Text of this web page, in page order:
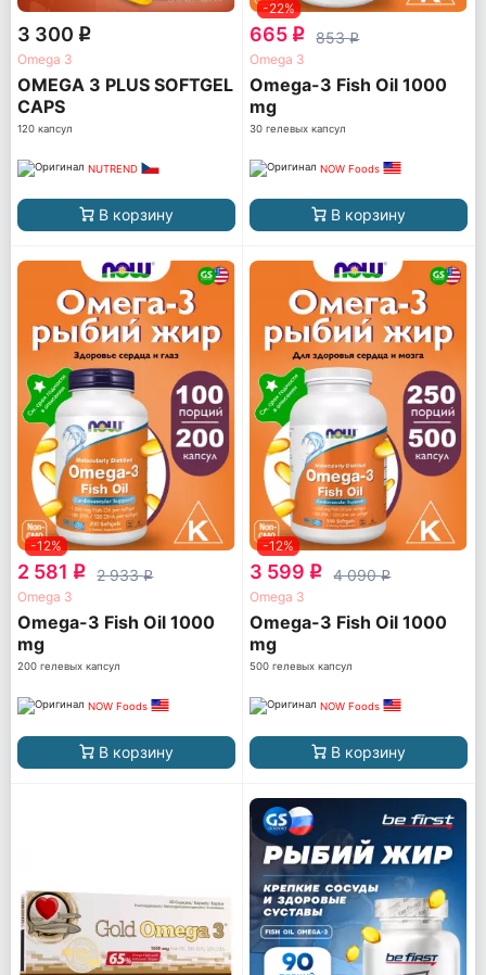
3 300 q
Omega 3
OMEGA 3 PLUS SOFTGEL
CAPS
120 капсул
NUTREND
В корзину
-22%
665 q 853q
Omega 3
Omega-3 Fish Oil 1000
mg
30 гелевых капсул
NOW Foods
В корзину
-12%
2 581 q 2 933q
Omega 3
Omega-3 Fish Oil 1000
mg
200 гелевых капсул
NOW Foods
В корзину
-12%
3 599 q 4 090q
Omega 3
Omega-3 Fish Oil 1000
mg
500 гелевых капсул
NOW Foods
В корзину